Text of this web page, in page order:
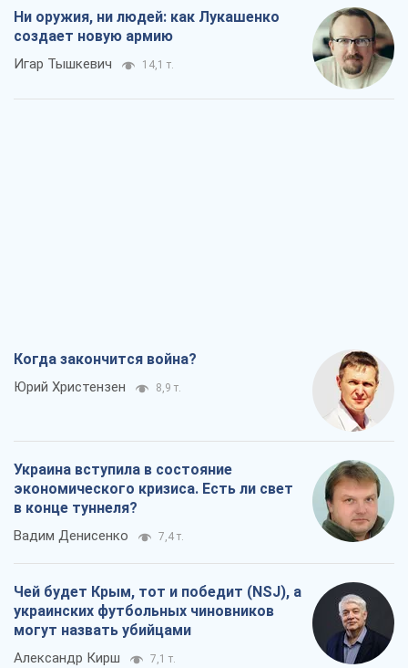
Ни оружия, ни людей: как Лукашенко
создает новую армию
Игар Тышкевич 14,1 т.
Когда закончится война?
Юрий Христензен 8,9 т.
Украина вступила в состояние
экономического кризиса. Есть ли свет
в конце туннеля?
Вадим Денисенко 7,4 т.
Чей будет Крым, тот и победит (NSJ), а
украинских футбольных чиновников
могут назвать убийцами
Александр Кирш 7,1 т.